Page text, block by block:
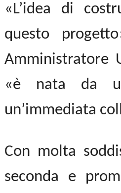
«L’idea di
questo
Amministratore
«è nata da
un’immediata
Con molta
seconda e